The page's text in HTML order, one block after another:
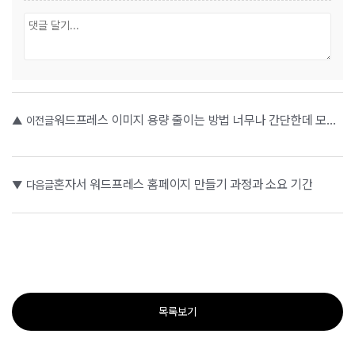
▲ 이전글 워드프레스 이미지 용량 줄이는 방법 너무나 간단한데 모르세요?
▼ 다음글혼자서 워드프레스 홈페이지 만들기 과정과 소요 기간
목록보기